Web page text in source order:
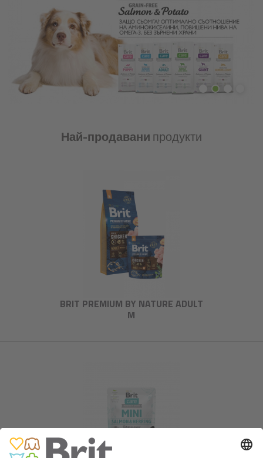
Най-продаванипродукти
BRIT PREMIUM BY NATURE ADULT
M